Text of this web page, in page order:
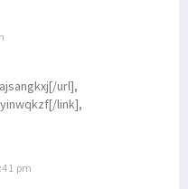
url],
link],
pm